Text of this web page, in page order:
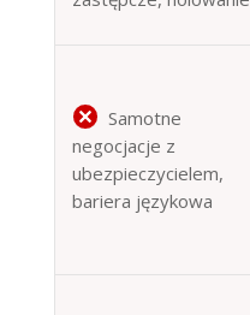
Samotne
negocjacje z
ubezpieczycielem,
bariera językowa